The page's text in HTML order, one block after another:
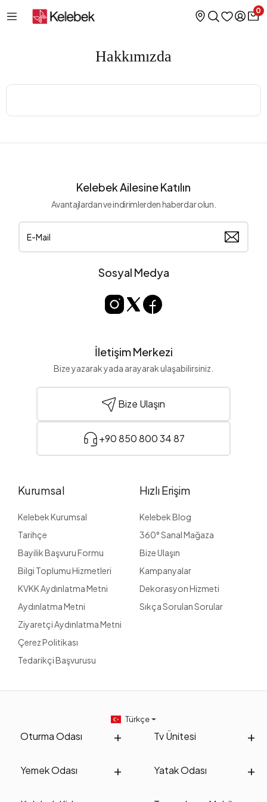
0
Hakkımızda
Kelebek Ailesine Katılın
Avantajlardan ve indirimlerden haberdar olun.
Sosyal Medya
İletişim Merkezi
Bize yazarak yada arayarak ulaşabilirsiniz.
Bize Ulaşın
+90 850 800 34 87
Kurumsal
Kelebek Kurumsal
Tarihçe
Bayilik Başvuru Formu
Bilgi Toplumu Hizmetleri
KVKK Aydınlatma Metni
Aydınlatma Metni
Ziyaretçi Aydınlatma Metni
Çerez Politikası
Tedarikçi Başvurusu
Hızlı Erişim
Kelebek Blog
360° Sanal Mağaza
Bize Ulaşın
Kampanyalar
Dekorasyon Hizmeti
Sıkça Sorulan Sorular
Oturma Odası Tv Ünitesi
Yemek Odası Yatak Odası
Türkçe